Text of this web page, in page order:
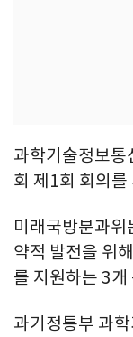
과학기술정보통
회 제1회 회의
미래국방분과
약적 발전을 위
를 지원하는 3
과기정통부 과